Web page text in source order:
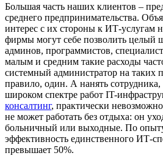
Большая часть наших клиентов –
среднего предпринимательства.
интерес с их стороны к ИТ-услугам
фирмы могут себе позволить целый
админов, программистов,
малым и средним такие расходы
системный администратор на таких
правило, один. А нанять сотрудника,
широком спектре работ IT-
консалтинг, практически
не может работать без отдыха: он
больничный или выходные. По
эффективность единственного ИТ-
превышает 50%.